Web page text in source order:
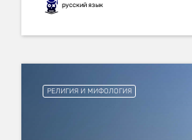
русский язык
РЕЛИГИЯ И МИФОЛОГИЯ